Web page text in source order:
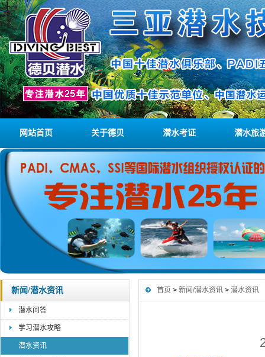
网站首页 关于德贝 潜水考证 潜水旅
新闻/潜水资讯
潜水问答
学习潜水攻略
潜水资讯
首页 > 新闻/潜水资讯 > 潜水资讯